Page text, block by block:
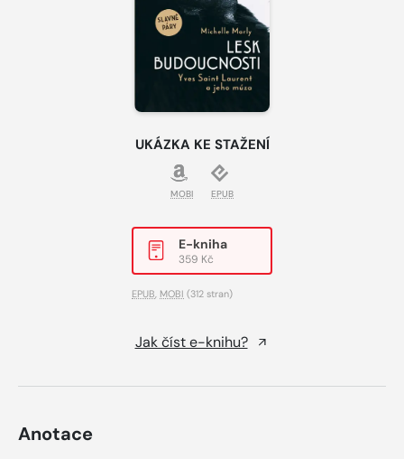
UKÁZKA KE STAŽENÍ
MOBI EPUB
E-kniha
359 Kč
EPUB MOBI (312 stran)
Jak číst e-knihu?
Anotace